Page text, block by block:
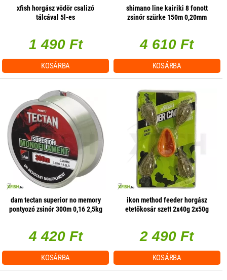
xfish horgász vödör csalizó
tálcával 5l-es
1 490 Ft
KOSÁRBA
shimano line kairiki 8 fonott
zsinór szürke 150m 0,20mm
4 610 Ft
KOSÁRBA
dam tectan superior no memory
pontyozó zsinór 300m 0,16 2,5kg
4 420 Ft
KOSÁRBA
ikon method feeder horgász
etetőkosár szett 2x40g 2x50g
2 490 Ft
KOSÁRBA